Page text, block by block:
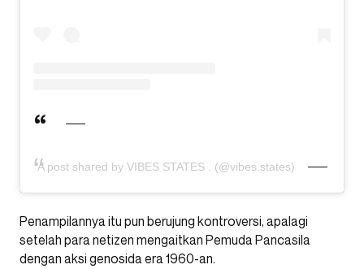
A post shared by VIBES STATES . (@vibes.states)
Penampilannya itu pun berujung kontroversi, apalagi
setelah para netizen mengaitkan Pemuda Pancasila
dengan aksi genosida era 1960-an.